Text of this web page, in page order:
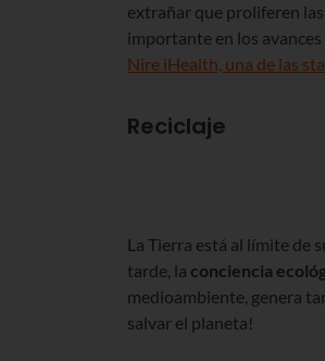
extrañar que proliferen las
importante en los
Nire iHealth, una de las
Reciclaje
La Tierra está al límite de
tarde, la conciencia
medioambiente, genera
salvar el planeta!